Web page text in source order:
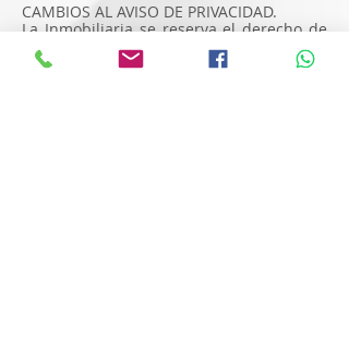
CAMBIOS AL AVISO DE PRIVACIDAD.
La Inmobiliaria se reserva el derecho de
modificar en cualquier momento el
contenido del presente Aviso de